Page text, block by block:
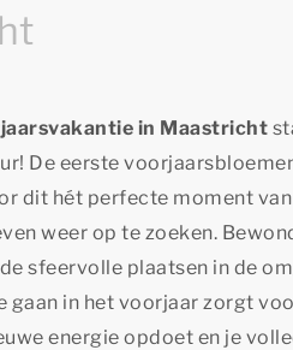
in Maastricht
De eerste
dit hét perfecte moment
weer op te zoeken.
sfeervolle plaatsen in de
gaan in het voorjaar zorgt
energie opdoet en je